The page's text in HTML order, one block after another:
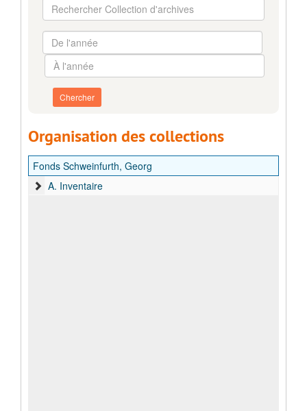
Rechercher
Collection
d'archives
De
l'année
À
l'année
Organisation des collections
Fonds Schweinfurth, Georg
A. Inventaire